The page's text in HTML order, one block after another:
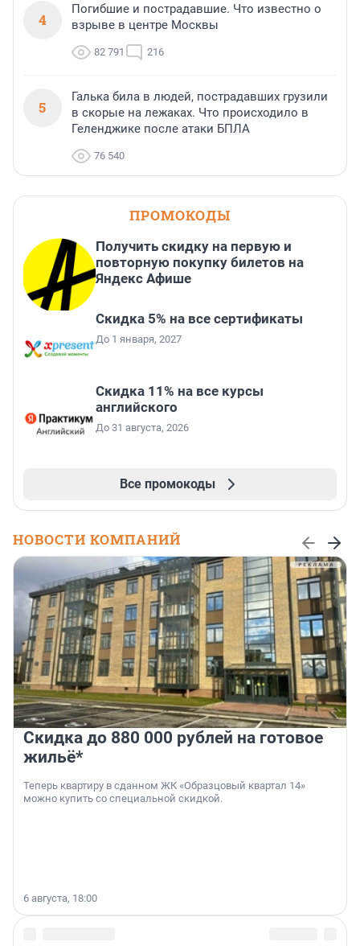
4
Погибшие и пострадавшие. Что известно о
взрыве в центре Москвы
82 791 216
5
Галька била в людей, пострадавших грузили
в скорые на лежаках. Что происходило в
Геленджике после атаки БПЛА
76 540
ПРОМОКОДЫ
Получить скидку на первую и
повторную покупку билетов на
Яндекс Афише
Скидка 5% на все сертификаты
До 1 января, 2027
Скидка 11% на все курсы
английского
До 31 августа, 2026
Все промокоды
НОВОСТИ КОМПАНИЙ
Скидка до 880 000 рублей на готовое
жильё*
Теперь квартиру в сданном ЖК «Образцовый квартал 14»
можно купить со специальной скидкой.
6 августа, 18:00